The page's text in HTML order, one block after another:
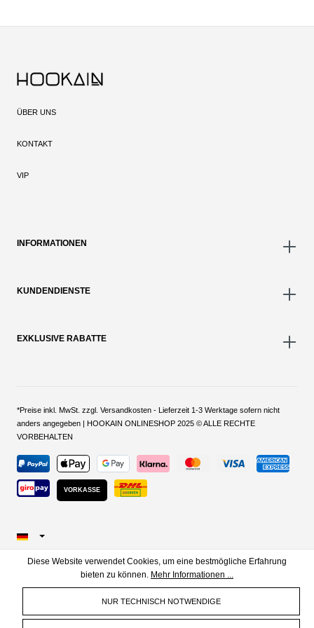
ÜBER UNS
KONTAKT
VIP
INFORMATIONEN
KUNDENDIENSTE
EXKLUSIVE RABATTE
*Preise inkl. MwSt. zzgl. Versandkosten - Lieferzeit 1-3 Werktage sofern nicht
anders angegeben | HOOKAIN ONLINESHOP 2025 © ALLE RECHTE
VORBEHALTEN
VORKASSE
Diese Website verwendet Cookies, um eine bestmögliche Erfahrung
bieten zu können. Mehr Informationen ...
NUR TECHNISCH NOTWENDIGE